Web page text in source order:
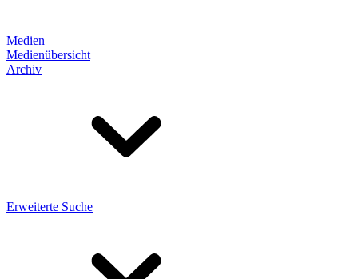
Medien
Medienübersicht
Archiv
Erweiterte Suche